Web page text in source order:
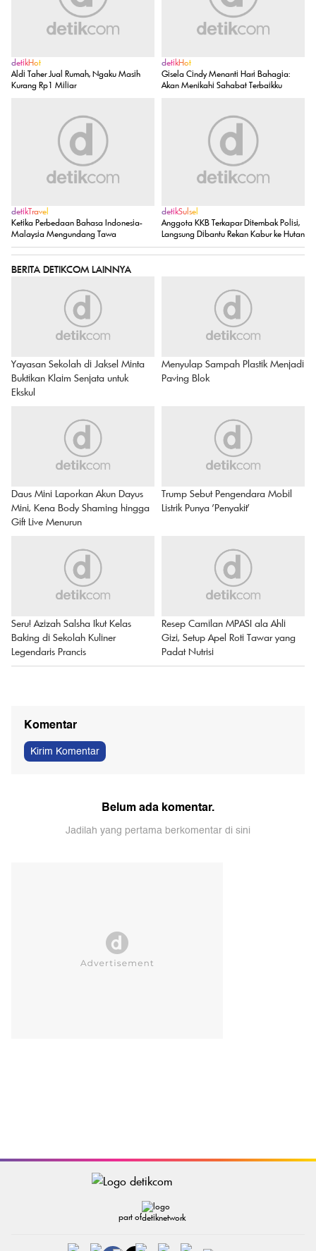
detikHot
Aldi Taher Jual Rumah, Ngaku Masih
Kurang Rp1 Miliar
detikHot
Gisela Cindy Menanti Hari Bahagia:
Akan Menikahi Sahabat Terbaikku
detikTravel
Ketika Perbedaan Bahasa Indonesia-
Malaysia Mengundang Tawa
detikSulsel
Anggota KKB Terkapar Ditembak Polisi,
Langsung Dibantu Rekan Kabur ke Hutan
BERITA DETIKCOM LAINNYA
Yayasan Sekolah di Jaksel Minta
Buktikan Klaim Senjata untuk
Ekskul
Menyulap Sampah Plastik Menjadi
Paving Blok
Daus Mini Laporkan Akun Dayus
Mini, Kena Body Shaming hingga
Gift Live Menurun
Trump Sebut Pengendara Mobil
Listrik Punya 'Penyakit'
Seru! Azizah Salsha Ikut Kelas
Baking di Sekolah Kuliner
Legendaris Prancis
Resep Camilan MPASI ala Ahli
Gizi, Setup Apel Roti Tawar yang
Padat Nutrisi
Komentar
Kirim Komentar
Belum ada komentar.
Jadilah yang pertama berkomentar di sini
part of